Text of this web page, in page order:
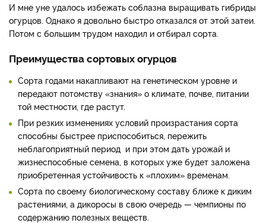
И мне уне удалось избежать соблазна выращивать гибриды
огурцов. Однако я довольно быстро отказался от этой затеи.
Потом с большим трудом находил и отбирал сорта.
Преимущества сортовых огурцов
Сорта годами накапливают на генетическом уровне и
передают потомству «знания» о климате, почве, питании
той местности, где растут.
При резких изменениях условий произрастания сорта
способны быстрее приспособиться, пережить
неблагоприятный период и при этом дать урожай и
жизнеспособные семена, в которых уже будет заложена
приобретенная устойчивость к «плохим» временам.
Сорта по своему биологическому составу ближе к диким
растениями, а дикоросы в свою очередь — чемпионы по
содержанию полезных веществ.